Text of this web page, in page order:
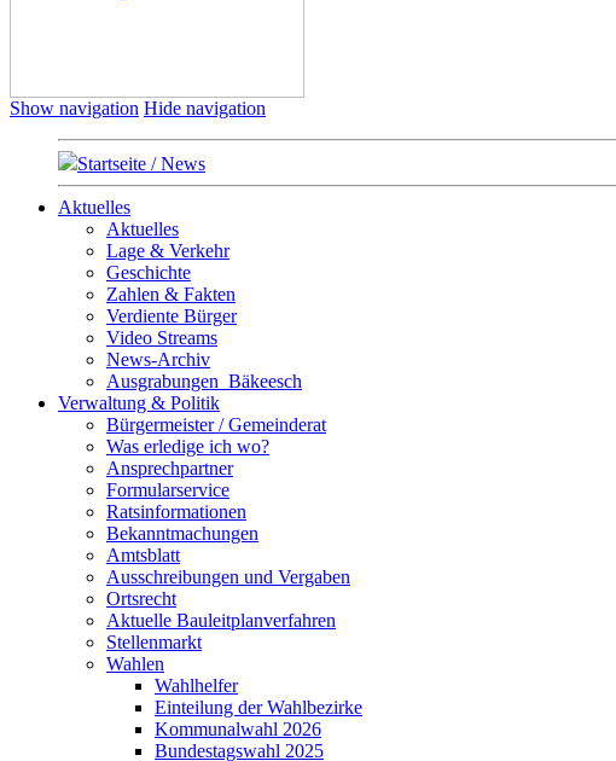
Show navigation Hide navigation
Startseite / News
Aktuelles
Aktuelles
Lage & Verkehr
Geschichte
Zahlen & Fakten
Verdiente Bürger
Video Streams
News-Archiv
Ausgrabungen_Bäkeesch
Verwaltung & Politik
Bürgermeister / Gemeinderat
Was erledige ich wo?
Ansprechpartner
Formularservice
Ratsinformationen
Bekanntmachungen
Amtsblatt
Ausschreibungen und Vergaben
Ortsrecht
Aktuelle Bauleitplanverfahren
Stellenmarkt
Wahlen
Wahlhelfer
Einteilung der Wahlbezirke
Kommunalwahl 2026
Bundestagswahl 2025